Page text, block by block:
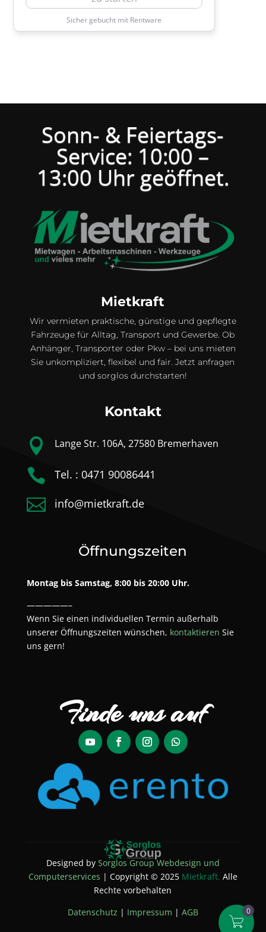
Sonn- & Feiertags-
Service: 10:00 –
13:00 Uhr geöffnet.
Mietkraft
Wir vermieten praktische, günstige und gepflegte
Fahrzeuge für Alltag, Transport und Gewerbe. Ob
Anhänger, Transporter oder Pkw – bei uns mieten
Sie unkompliziert, flexibel und fair. Jetzt anfragen
und sorglos durchstarten!
Kontakt
 Lange Str. 106A, 27580 Bremerhaven
 Tel. : 0471 90086441
 info@mietkraft.de
Öffnungszeiten
Montag bis Samstag, 8:00 bis 20:00 Uhr.
—————–
Wenn Sie einen individuellen Termin außerhalb
unserer Öffnungszeiten wünschen, kontaktieren Sie
uns gern!
Finde uns auf
Designed by Sorglos Group Webdesign und
Computerservices | Copyright © 2025Mietkraft. Alle
Rechte vorbehalten
Datenschutz | Impressum | AGB